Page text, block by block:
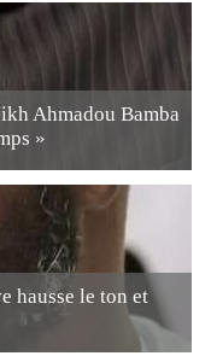
Ahmadou Bamba
»
hausse le ton et